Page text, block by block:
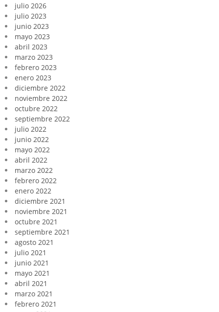
julio 2026
julio 2023
junio 2023
mayo 2023
abril 2023
marzo 2023
febrero 2023
enero 2023
diciembre 2022
noviembre 2022
octubre 2022
septiembre 2022
julio 2022
junio 2022
mayo 2022
abril 2022
marzo 2022
febrero 2022
enero 2022
diciembre 2021
noviembre 2021
octubre 2021
septiembre 2021
agosto 2021
julio 2021
junio 2021
mayo 2021
abril 2021
marzo 2021
febrero 2021